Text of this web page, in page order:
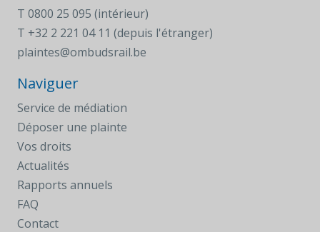
T 0800 25 095 (intérieur)
T +32 2 221 04 11 (depuis l'étranger)
plaintes@ombudsrail.be
Naviguer
Service de médiation
Déposer une plainte
Vos droits
Actualités
Rapports annuels
FAQ
Contact